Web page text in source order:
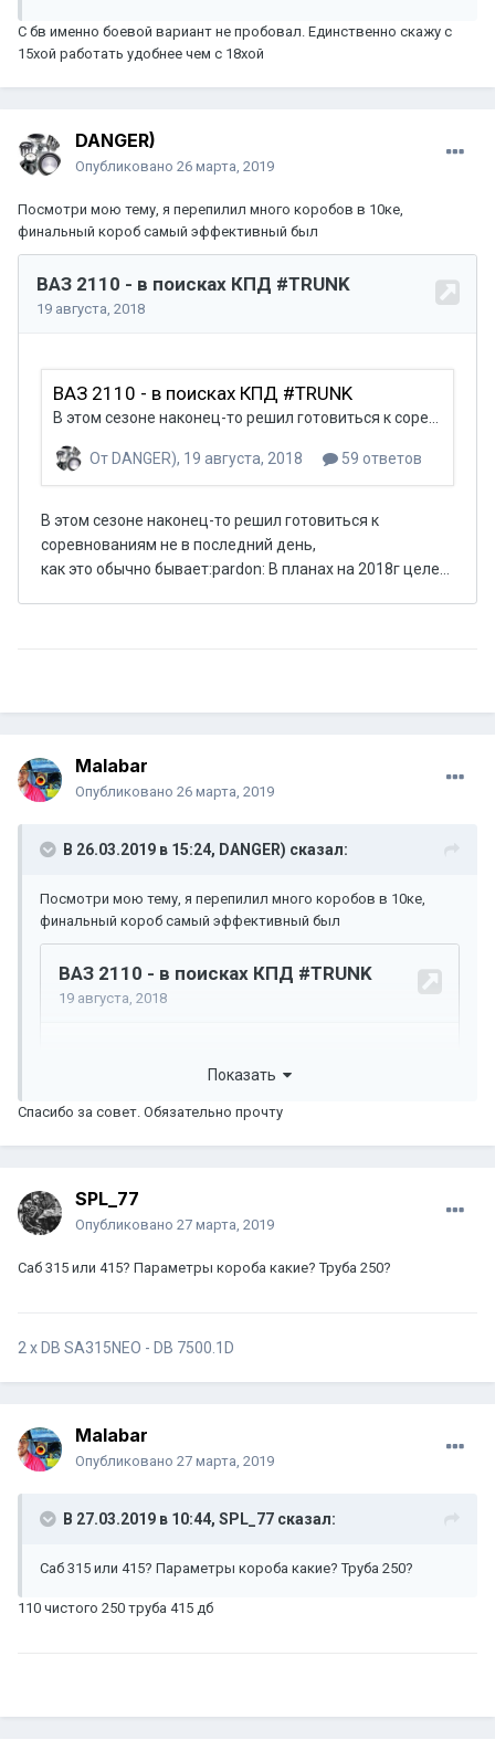
С бв именно боевой вариант не пробовал. Единственно скажу с
15хой работать удобнее чем с 18хой
DANGER)
Опубликовано 26 марта, 2019
Посмотри мою тему, я перепилил много коробов в 10ке,
финальный короб самый эффективный был
Malabar
Опубликовано 26 марта, 2019
В 26.03.2019 в 15:24, DANGER) сказал:
Посмотри мою тему, я перепилил много коробов в 10ке,
финальный короб самый эффективный был
Показать
Спасибо за совет. Обязательно прочту
SPL_77
Опубликовано 27 марта, 2019
Саб 315 или 415? Параметры короба какие? Труба 250?
2 x DB SA315NEO - DB 7500.1D
Malabar
Опубликовано 27 марта, 2019
В 27.03.2019 в 10:44, SPL_77 сказал:
Саб 315 или 415? Параметры короба какие? Труба 250?
110 чистого 250 труба 415 дб